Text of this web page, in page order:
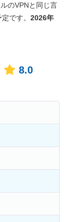
のVPNと同じ言
です。 2026年
8.0